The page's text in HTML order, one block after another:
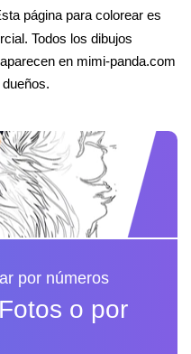
página para colorear es
Todos los dibujos
en mimi-panda.com
por números
o por